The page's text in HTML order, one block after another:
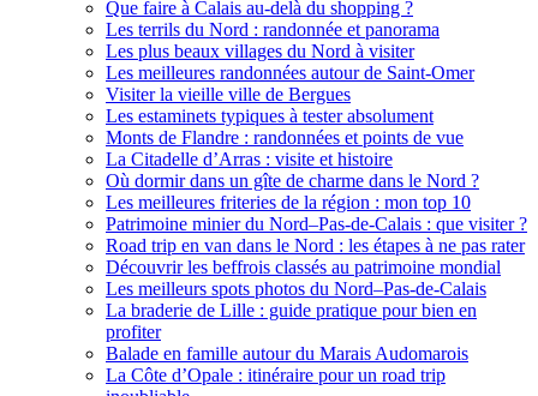
Que faire à Calais au-delà du shopping ?
Les terrils du Nord : randonnée et panorama
Les plus beaux villages du Nord à visiter
Les meilleures randonnées autour de Saint-Omer
Visiter la vieille ville de Bergues
Les estaminets typiques à tester absolument
Monts de Flandre : randonnées et points de vue
La Citadelle d’Arras : visite et histoire
Où dormir dans un gîte de charme dans le Nord ?
Les meilleures friteries de la région : mon top 10
Patrimoine minier du Nord–Pas-de-Calais : que visiter ?
Road trip en van dans le Nord : les étapes à ne pas rater
Découvrir les beffrois classés au patrimoine mondial
Les meilleurs spots photos du Nord–Pas-de-Calais
La braderie de Lille : guide pratique pour bien en
profiter
Balade en famille autour du Marais Audomarois
La Côte d’Opale : itinéraire pour un road trip